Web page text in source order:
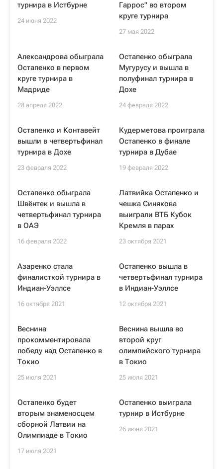
турнира в Истбурне
24 июня 2022
Гаррос" во втором
круге турнира
27 мая 2022
Александрова обыграла
Остапенко в первом
круге турнира в
Мадриде
28 апреля 2022
Остапенко обыграла
Мугурусу и вышла в
полуфинал турнира в
Дохе
24 февраля 2022
Остапенко и Контавейт
вышли в четвертьфинал
турнира в Дохе
23 февраля 2022
Кудерметова проиграла
Остапенко в финале
турнира в Дубае
19 февраля 2022
Остапенко обыграла
Швёнтек и вышла в
четвертьфинал турнира
в ОАЭ
16 февраля 2022
Латвийка Остапенко и
чешка Синякова
выиграли ВТБ Кубок
Кремля в парах
23 октября 2021
Азаренко стала
финалисткой турнира в
Индиан-Уэллсе
16 октября 2021
Остапенко вышла в
четвертьфинал турнира
в Индиан-Уэллсе
12 октября 2021
Веснина
прокомментировала
победу над Остапенко в
Токио
25 июля 2021
Веснина вышла во
второй круг
олимпийского турнира
в Токио
25 июля 2021
Остапенко будет
вторым знаменосцем
сборной Латвии на
Олимпиаде в Токио
17 июля 2021
Остапенко выиграла
турнир в Истбурне
26 июня 2021